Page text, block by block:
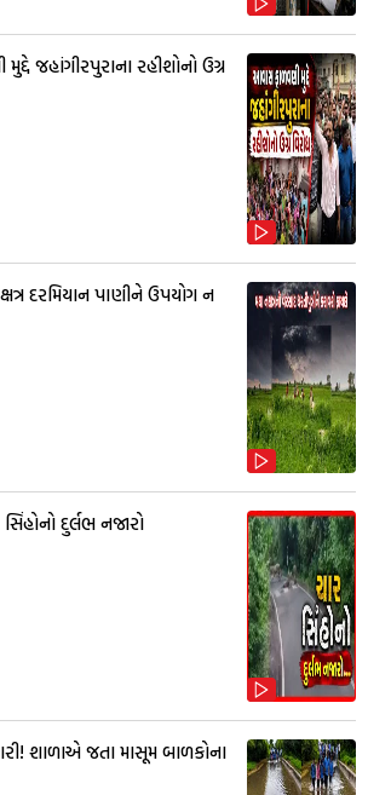
જહાંગીરપુરાના રહીશોનો ઉગ્ર
દરમિયાન પાણીને ઉપયોગ ન
દુર્લભ નજારો
શાળાએ જતા માસૂમ બાળકોના